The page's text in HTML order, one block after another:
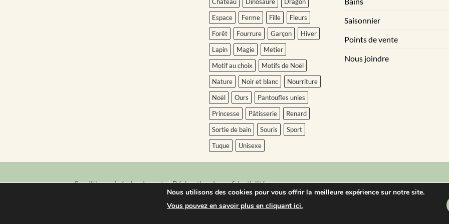
Espace
Ferme Fille
Fleurs
Forêt
Fourrure Garçon
Hiver
Lapin
Magie
Metier
Motif au choix
Motifs de Noël
Nature
Noir et blanc
Nourriture
Noël
Ours
Pantoufles unies
Princesse
Pâtisserie
Renard
Sortie de bain
Souris
Sport
Tuque
Unisexe
Saisonnier
Points de vente
Nous joindre
Conditions générales de vente|Déclaration de confidentialité
Nous utilisons des cookies pour vous offrir la meilleure expérience sur notre site.
Vous pouvez en savoir plus en cliquant ici.